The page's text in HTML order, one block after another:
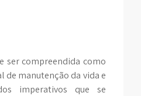
ser compreendida como
manutenção da vida e
imperativos que se